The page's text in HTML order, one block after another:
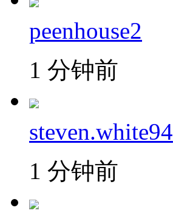
peenhouse2
1 分钟前
steven.white94
1 分钟前